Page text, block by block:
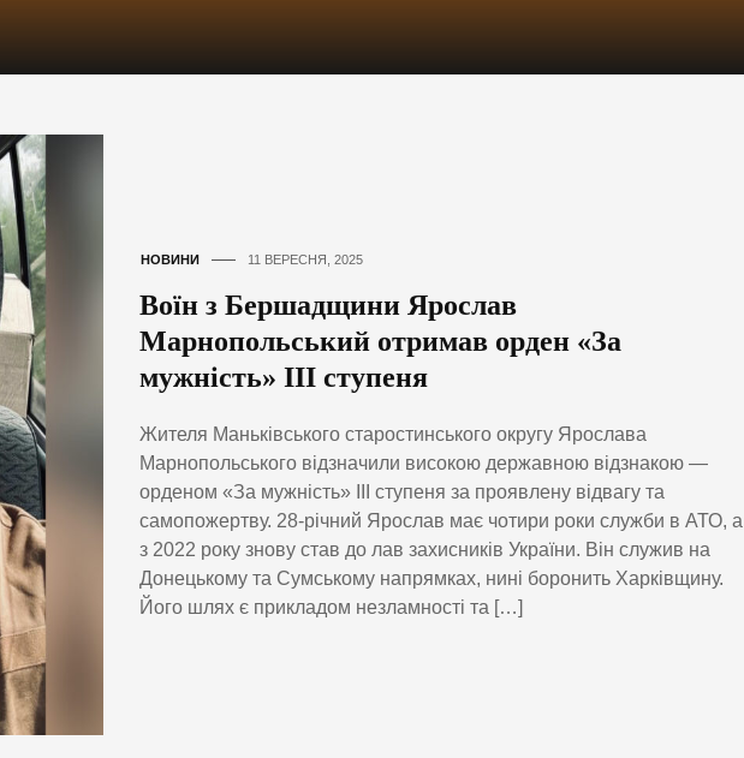
НОВИНИ 11 ВЕРЕСНЯ, 2025
Воїн з Бершадщини Ярослав
Марнопольський отримав орден «За
мужність» ІІІ ступеня
Жителя Маньківського старостинського округу Ярослава
Марнопольського відзначили високою державною відзнакою —
орденом «За мужність» ІІІ ступеня за проявлену відвагу та
самопожертву. 28-річний Ярослав має чотири роки служби в АТО, а
з 2022 року знову став до лав захисників України. Він служив на
Донецькому та Сумському напрямках, нині боронить Харківщину.
Його шлях є прикладом незламності та […]